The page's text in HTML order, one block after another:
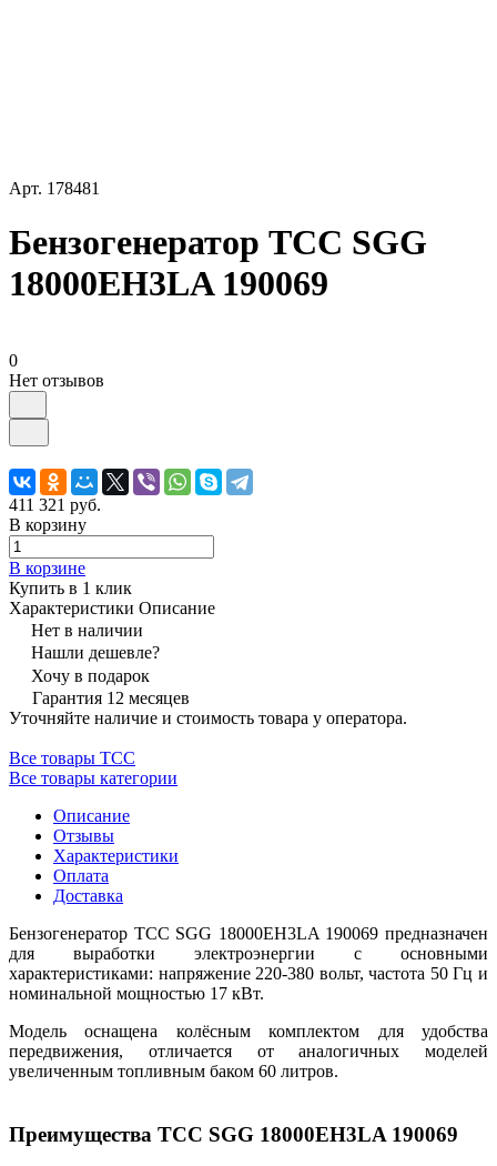
Арт. 178481
Бензогенератор ТСС SGG
18000EH3LA 190069
0
Нет отзывов
411 321 руб.
В корзину
В корзине
Купить в 1 клик
Характеристики Описание
Нет в наличии
Нашли дешевле?
Хочу в подарок
Гарантия 12 месяцев
Уточняйте наличие и стоимость товара у оператора.
Все товары ТСС
Все товары категории
Описание
Отзывы
Характеристики
Оплата
Доставка
Бензогенератор ТСС SGG 18000EH3LA 190069 предназначен
для выработки электроэнергии с основными
характеристиками: напряжение 220-380 вольт, частота 50 Гц и
номинальной мощностью 17 кВт.
Модель оснащена колёсным комплектом для удобства
передвижения, отличается от аналогичных моделей
увеличенным топливным баком 60 литров.
Преимущества ТСС SGG 18000EH3LA 190069